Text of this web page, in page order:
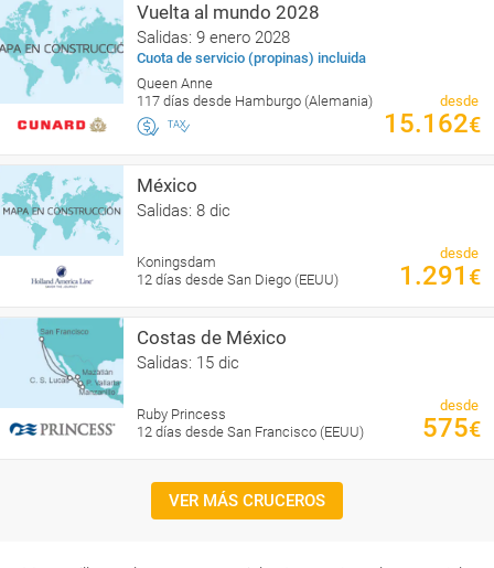
Vuelta al mundo 2028
Salidas: 9 enero 2028
Cuota de servicio (propinas) incluida
Queen Anne
117 días desde Hamburgo (Alemania)
desde
15.162€
México
Salidas: 8 dic
Koningsdam
12 días desde San Diego (EEUU)
desde
1.291 €
Costas de México
Salidas: 15 dic
Ruby Princess
12 días desde San Francisco (EEUU)
desde
575€
VER MÁS CRUCEROS